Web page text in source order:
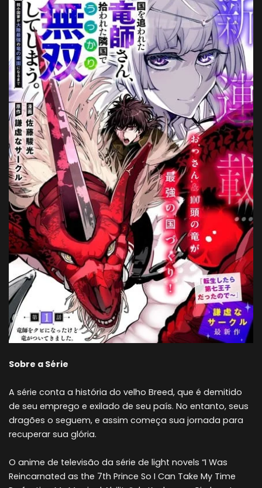
Sobre a Série
A série conta a história do velho Breed, que é demitido
de seu emprego e exilado de seu país. No entanto, seus
dragões o seguem, e assim começa sua jornada para
recuperar sua glória.
O anime de televisão da série de light novels “I Was
Reincarnated as the 7th Prince So I Can Take My Time